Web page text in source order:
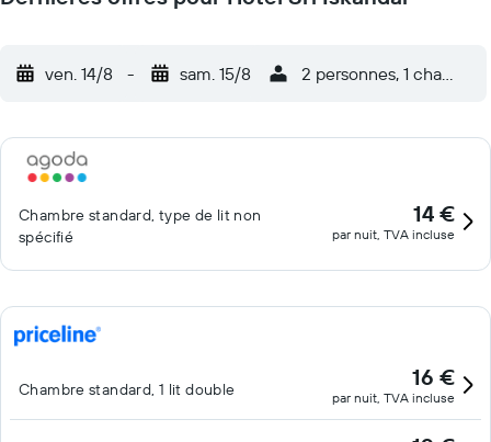
international de Kota Kinabalu) est à 4 km.
ven. 14/8 - sam. 15/8 2 personnes, 1 chambre
Chambre standard, type de lit non
spécifié
14 €
par nuit, TVA incluse
Chambre standard, 1 lit double 16 €
par nuit, TVA incluse